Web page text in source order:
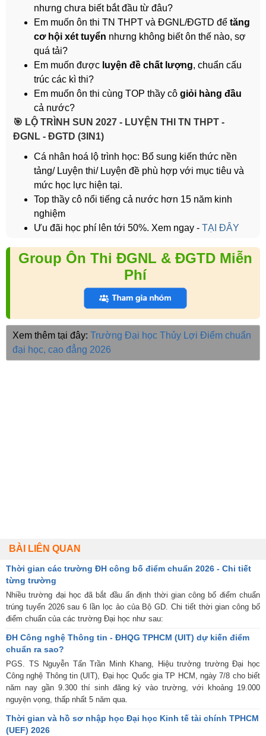
nhưng chưa biết bắt đầu từ đâu?
Em muốn ôn thi TN THPT và ĐGNL/ĐGTD để tăng
cơ hội xét tuyển nhưng không biết ôn thế nào, sợ
quá tải?
Em muốn được luyện đề chất lượng, chuẩn cấu
trúc các kì thi?
Em muốn ôn thi cùng TOP thầy cô giỏi hàng đầu
cả nước?
️🎯 LỘ TRÌNH SUN 2027 - LUYỆN THI TN THPT -
ĐGNL - ĐGTD (3IN1)
Cá nhân hoá lộ trình học: Bổ sung kiến thức nền
tảng/ Luyện thi/ Luyện đề phù hợp với mục tiêu và
mức học lực hiện tại.
Top thầy cô nổi tiếng cả nước hơn 15 năm kinh
nghiệm
Ưu đãi học phí lên tới 50%. Xem ngay - TẠI ĐÂY
Group Ôn Thi ĐGNL & ĐGTD Miễn
Phí
Xem thêm tại đây: Trường Đại học Thủy Lợi Điểm chuẩn
đại học, cao đẳng 2026
BÀI LIÊN QUAN
Thời gian các trường ĐH công bố điểm chuẩn 2026 - Chi tiết
từng trường
Nhiều trường đại học đã bắt đầu ấn định thời gian công bố điểm chuẩn
trúng tuyển 2026 sau 6 lần lọc ảo của Bộ GD. Chi tiết thời gian công bố
điểm chuẩn của các trường Đại học như sau:
ĐH Công nghệ Thông tin - ĐHQG TPHCM (UIT) dự kiến điểm
chuẩn ra sao?
PGS. TS Nguyễn Tấn Trần Minh Khang, Hiệu trưởng trường Đại học
Công nghệ Thông tin (UIT), Đại học Quốc gia TP HCM, ngày 7/8 cho biết
năm nay gần 9.300 thí sinh đăng ký vào trường, với khoảng 19.000
nguyện vọng, thấp nhất 5 năm qua.
Thời gian và hồ sơ nhập học Đại học Kinh tế tài chính TPHCM
(UEF) 2026